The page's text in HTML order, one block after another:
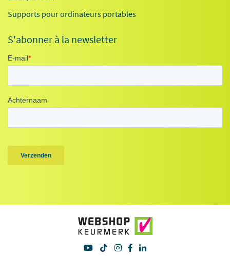
Supports pour ordinateurs portables
S'abonner à la newsletter